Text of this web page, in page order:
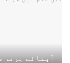
آبنائے ہرمز